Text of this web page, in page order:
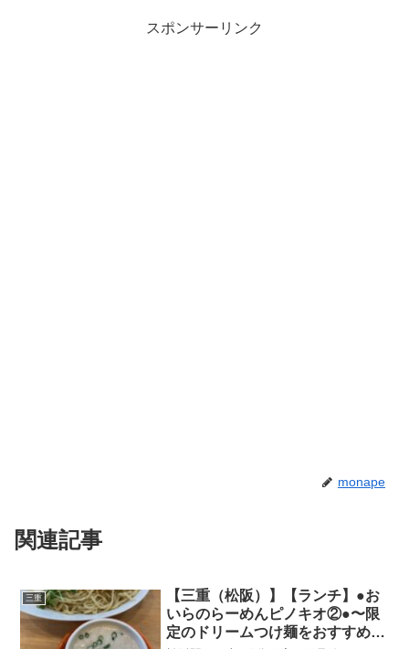
スポンサーリンク
monape
関連記事
三重
【三重（松阪）】【ランチ】●お
いらのらーめんピノキオ②●〜限
定のドリームつけ麺をおすすめで